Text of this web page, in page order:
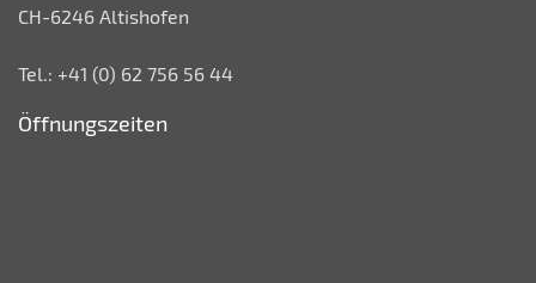
CH-6246 Altishofen
Tel.: +41 (0) 62 756 56 44
Öffnungszeiten